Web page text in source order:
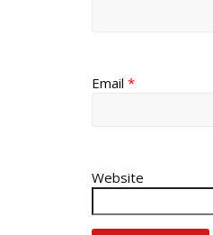
Email *
Website